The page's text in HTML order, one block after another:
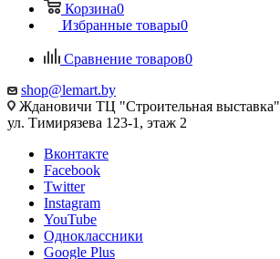
Корзина0
Избранные товары0
Сравнение товаров0
shop@lemart.by
Ждановичи ТЦ "Строительная выставка"
ул. Тимирязева 123-1, этаж 2
Вконтакте
Facebook
Twitter
Instagram
YouTube
Одноклассники
Google Plus